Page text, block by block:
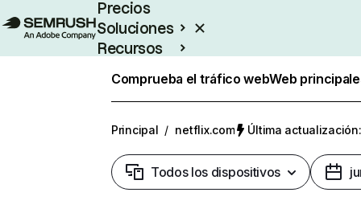
Precios
Soluciones
Recursos
Comprueba el tráfico webWeb
Principal / netflix.com Última
Todos los dispositivos